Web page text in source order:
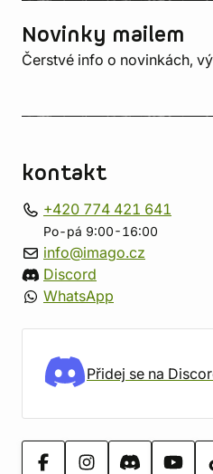
Novinky mailem
Čerstvé info o novinkách,
kontakt
+420 774 421 641
Po-pá 9:00-16:00
info@imago.cz
Discord
WhatsApp
Přidej se na